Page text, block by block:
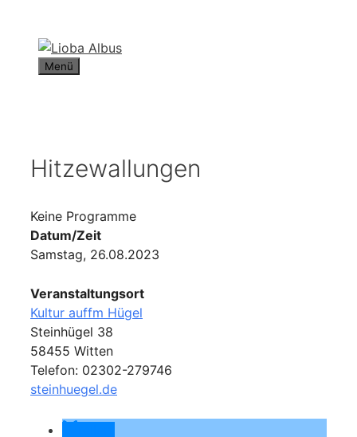
springen
Menü
Hitzewallungen
Keine Programme
Datum/Zeit
Samstag, 26.08.2023
Veranstaltungsort
Kultur auffm Hügel
Steinhügel 38
58455 Witten
Telefon: 02302-279746
steinhuegel.de